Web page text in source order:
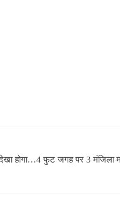
होगा…4 फुट जगह पर 3 मंजिला